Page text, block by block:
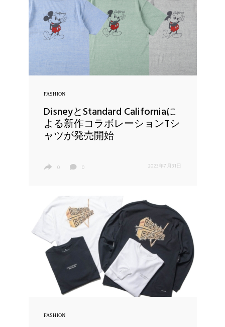
FASHION
DisneyとStandard Californiaに
よる新作コラボレーションTシ
ャツが発売開始
0 0 2023年7月31日
FASHION